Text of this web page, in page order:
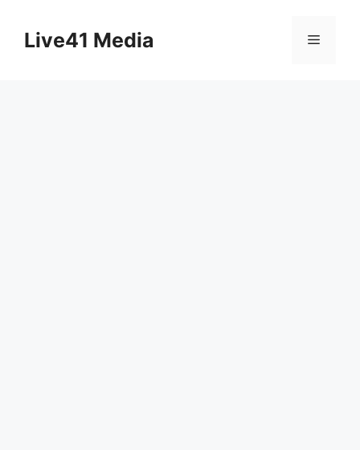
contentLive41 Media Menu